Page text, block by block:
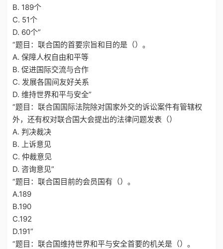
B. 189个
C. 51个
D. 60个”
“题目：联合国的首要宗旨和目的是（）。
A. 保障人权自由和平等
B. 促进国际交流与合作
C. 发展各国间友好关系
D. 维持世界和平与安全”
“题目：联合国国际法院除对国家外交的诉讼案件有管辖权
外，还有权对联合国大会提出的法律问题发表（）
A. 判决裁决
B. 上诉意见
C. 仲裁意见
D. 咨询意见”
“题目：联合国目前的会员国有（）。
A.189
B.190
C.192
D.191”
“题目：联合国维持世界和平与安全首要的机关是（）。